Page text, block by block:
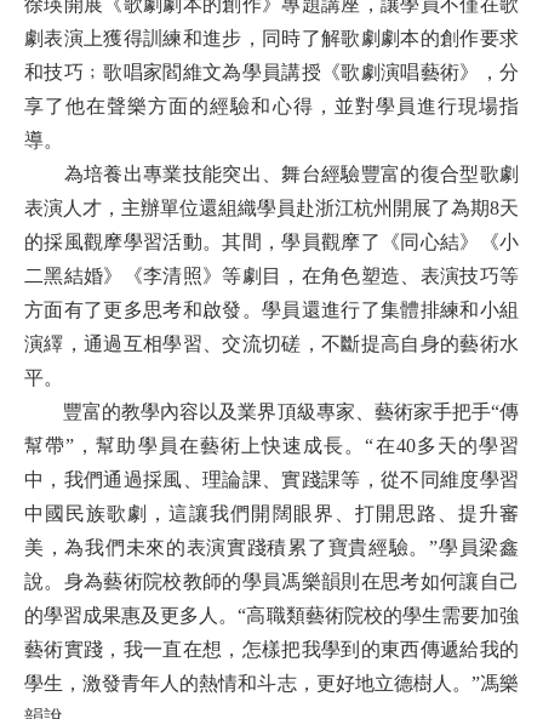
徐瑛開展《歌劇劇本的創作》專題講座，讓學員不僅在歌
劇表演上獲得訓練和進步，同時了解歌劇劇本的創作要求
和技巧﹔歌唱家閻維文為學員講授《歌劇演唱藝術》，分
享了他在聲樂方面的經驗和心得，並對學員進行現場指
導。
為培養出專業技能突出、舞台經驗豐富的復合型歌劇
表演人才，主辦單位還組織學員赴浙江杭州開展了為期8天
的採風觀摩學習活動。其間，學員觀摩了《同心結》《小
二黑結婚》《李清照》等劇目，在角色塑造、表演技巧等
方面有了更多思考和啟發。學員還進行了集體排練和小組
演繹，通過互相學習、交流切磋，不斷提高自身的藝術水
平。
豐富的教學內容以及業界頂級專家、藝術家手把手“傳
幫帶”，幫助學員在藝術上快速成長。“在40多天的學習
中，我們通過採風、理論課、實踐課等，從不同維度學習
中國民族歌劇，這讓我們開闊眼界、打開思路、提升審
美，為我們未來的表演實踐積累了寶貴經驗。”學員梁鑫
說。身為藝術院校教師的學員馮樂韻則在思考如何讓自己
的學習成果惠及更多人。“高職類藝術院校的學生需要加強
藝術實踐，我一直在想，怎樣把我學到的東西傳遞給我的
學生，激發青年人的熱情和斗志，更好地立德樹人。”馮樂